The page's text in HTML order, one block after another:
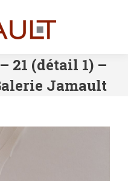
21 (détail 1) –
Jamault